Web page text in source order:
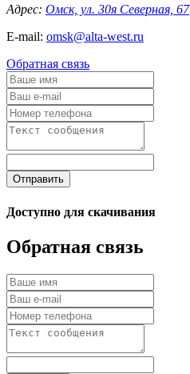
Адрес: Омск, ул. 30я Северная, 67
E-mail: omsk@alta-west.ru
Обратная связь
Отправить
Доступно для скачивания
Обратная связь